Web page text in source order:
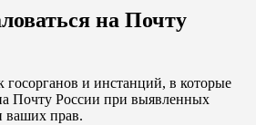
на Почту
и инстанций, в которые
Почту России при выявленных
ваших прав.